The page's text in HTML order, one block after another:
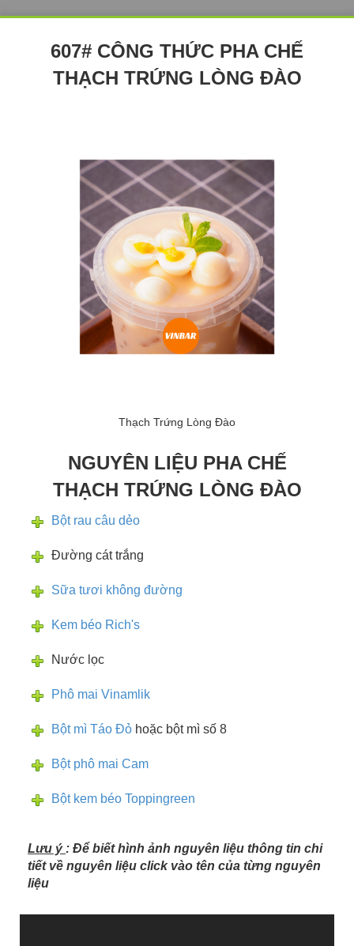
607# CÔNG THỨC PHA CHẾ
THẠCH TRỨNG LÒNG ĐÀO
Thạch Trứng Lòng Đào
NGUYÊN LIỆU PHA CHẾ
THẠCH TRỨNG LÒNG ĐÀO
Bột rau câu dẻo
Đường cát trắng
Sữa tươi không đường
Kem béo Rich's
Nước lọc
Phô mai Vinamlik
Bột mì Táo Đỏ hoặc bột mì số 8
Bột phô mai Cam
Bột kem béo Toppingreen
Lưu ý : Để biết hình ảnh nguyên liệu thông tin chi
tiết về nguyên liệu click vào tên của từng nguyên
liệu